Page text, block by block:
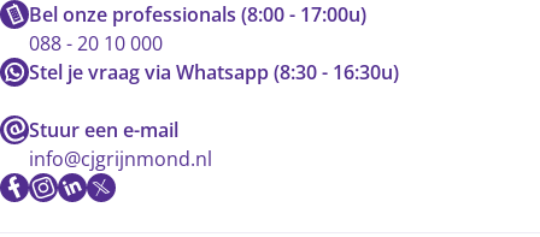
Bel onze professionals (8:00 - 17:00u)
088 - 20 10 000
Stel je vraag via Whatsapp (8:30 - 16:30u)
Stuur een e-mail
info@cjgrijnmond.nl